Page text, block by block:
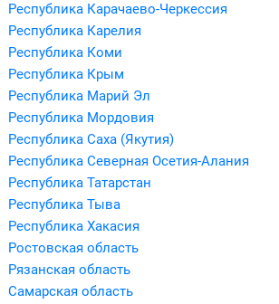
Республика Карачаево-Черкессия
Республика Карелия
Республика Коми
Республика Крым
Республика Марий Эл
Республика Мордовия
Республика Саха (Якутия)
Республика Северная Осетия-Алания
Республика Татарстан
Республика Тыва
Республика Хакасия
Ростовская область
Рязанская область
Самарская область